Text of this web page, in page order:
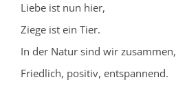
Liebe ist nun hier,
Ziege ist ein Tier.
In der Natur sind wir zusammen,
Friedlich, positiv, entspannend.